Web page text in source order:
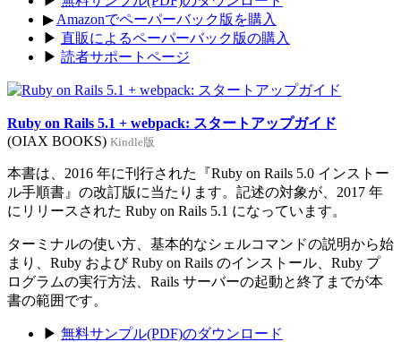
▶ Amazonでペーパーバック版を購入
▶ 直販によるペーパーバック版の購入
▶ 読者サポートページ
Ruby on Rails 5.1 + webpack: スタートアップガイド
(OIAX BOOKS) Kindle版
本書は、2016 年に刊行された『Ruby on Rails 5.0 インストー
ル手順書』の改訂版に当たります。記述の対象が、2017 年
にリリースされた Ruby on Rails 5.1 になっています。
ターミナルの使い方、基本的なシェルコマンドの説明から始
まり、Ruby および Ruby on Rails のインストール、Ruby プ
ログラムの実行方法、Rails サーバーの起動と終了までが本
書の範囲です。
▶ 無料サンプル(PDF)のダウンロード